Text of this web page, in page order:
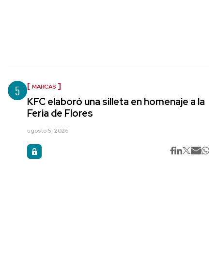
5 MARCAS
KFC elaboró una silleta en homenaje a la
Feria de Flores
agosto 5, 2026